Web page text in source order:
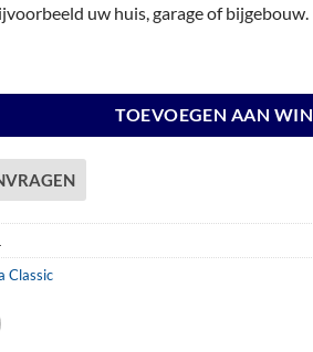
uw huis, garage of bijgebouw.
TOEVOEGEN AAN
Classic